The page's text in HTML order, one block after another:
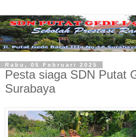
Rabu, 05 Februari 2025
Pesta siaga SDN Putat
Surabaya